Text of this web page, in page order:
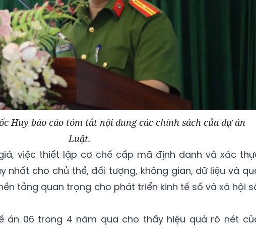
Huy báo cáo tóm tắt nội dung các chính sách của dự án
Luật.
việc thiết lập cơ chế cấp mã định danh và xác
nhất cho chủ thể, đối tượng, không gian, dữ liệu và
tảng quan trọng cho phát triển kinh tế số và xã hội
án 06 trong 4 năm qua cho thấy hiệu quả rõ nét